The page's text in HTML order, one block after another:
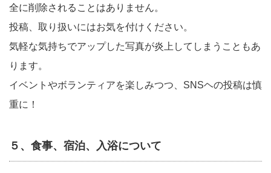
全に削除されることはありません。
投稿、取り扱いにはお気を付けください。
気軽な気持ちでアップした写真が炎上してしまうこともあ
ります。
イベントやボランティアを楽しみつつ、SNSヘの投稿は慎
重に！
５、食事、宿泊、入浴について